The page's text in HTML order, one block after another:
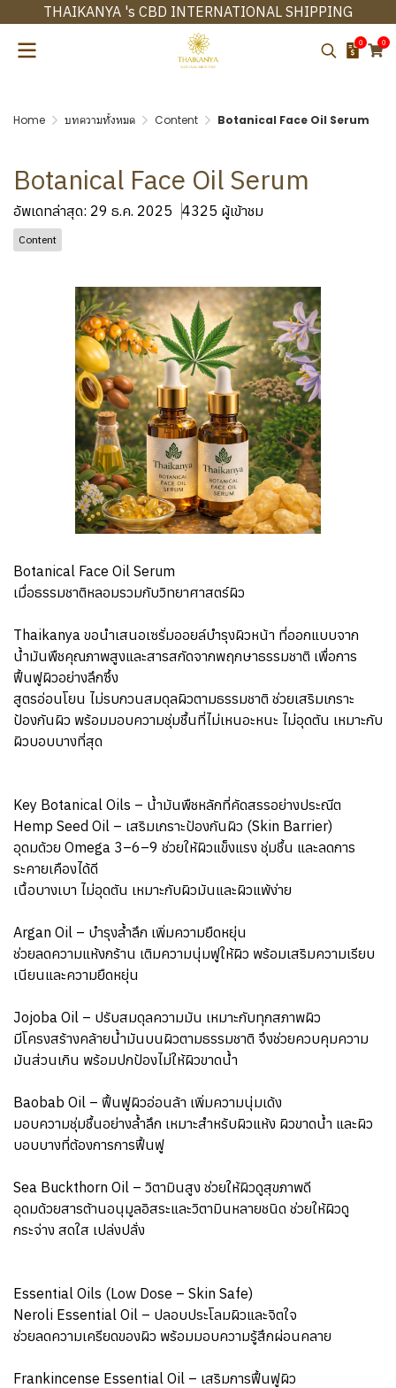
THAIKANYA 's CBD INTERNATIONAL SHIPPING
0 0
Home บทความทั้งหมด Content Botanical Face Oil Serum
Botanical Face Oil Serum
อัพเดทล่าสุด: 29 ธ.ค. 2025 4325 ผู้เข้าชม
Content
Botanical Face Oil Serum
เมื่อธรรมชาติหลอมรวมกับวิทยาศาสตร์ผิว
Thaikanya ขอนำเสนอเซรั่มออยล์บำรุงผิวหน้า ที่ออกแบบจาก
น้ำมันพืชคุณภาพสูงและสารสกัดจากพฤกษาธรรมชาติ เพื่อการ
ฟื้นฟูผิวอย่างลึกซึ้ง
สูตรอ่อนโยน ไม่รบกวนสมดุลผิวตามธรรมชาติ ช่วยเสริมเกราะ
ป้องกันผิว พร้อมมอบความชุ่มชื้นที่ไม่เหนอะหนะ ไม่อุดตัน เหมาะกับ
ผิวบอบบางที่สุด
Key Botanical Oils – น้ำมันพืชหลักที่คัดสรรอย่างประณีต
Hemp Seed Oil – เสริมเกราะป้องกันผิว (Skin Barrier)
อุดมด้วย Omega 3–6–9 ช่วยให้ผิวแข็งแรง ชุ่มชื้น และลดการ
ระคายเคืองได้ดี
เนื้อบางเบา ไม่อุดตัน เหมาะกับผิวมันและผิวแพ้ง่าย
Argan Oil – บำรุงล้ำลึก เพิ่มความยืดหยุ่น
ช่วยลดความแห้งกร้าน เติมความนุ่มฟูให้ผิว พร้อมเสริมความเรียบ
เนียนและความยืดหยุ่น
Jojoba Oil – ปรับสมดุลความมัน เหมาะกับทุกสภาพผิว
มีโครงสร้างคล้ายน้ำมันบนผิวตามธรรมชาติ จึงช่วยควบคุมความ
มันส่วนเกิน พร้อมปกป้องไม่ให้ผิวขาดน้ำ
Baobab Oil – ฟื้นฟูผิวอ่อนล้า เพิ่มความนุ่มเด้ง
มอบความชุ่มชื้นอย่างล้ำลึก เหมาะสำหรับผิวแห้ง ผิวขาดน้ำ และผิว
บอบบางที่ต้องการการฟื้นฟู
Sea Buckthorn Oil – วิตามินสูง ช่วยให้ผิวดูสุขภาพดี
อุดมด้วยสารต้านอนุมูลอิสระและวิตามินหลายชนิด ช่วยให้ผิวดู
กระจ่าง สดใส เปล่งปลั่ง
Essential Oils (Low Dose – Skin Safe)
Neroli Essential Oil – ปลอบประโลมผิวและจิตใจ
ช่วยลดความเครียดของผิว พร้อมมอบความรู้สึกผ่อนคลาย
Frankincense Essential Oil – เสริมการฟื้นฟูผิว